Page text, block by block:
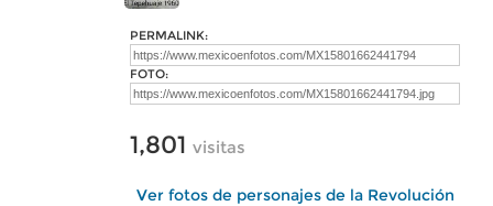
PERMALINK:
FOTO:
1,801 visitas
Ver fotos de personajes de la Revolución